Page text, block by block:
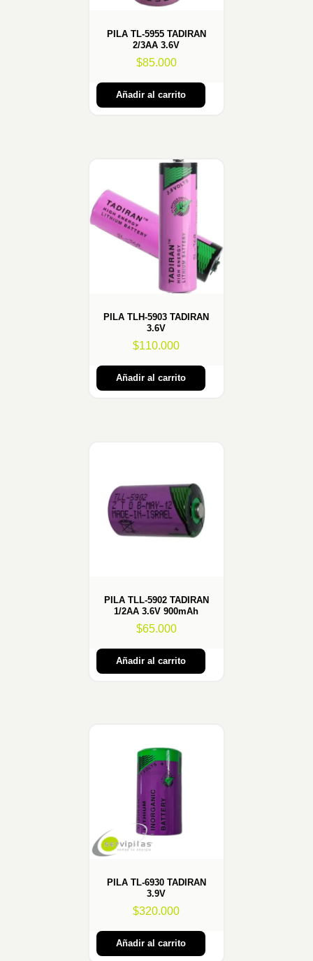
PILA TL-5955 TADIRAN
2/3AA 3.6V
$85.000
Añadir al carrito
PILA TLH-5903 TADIRAN
3.6V
$110.000
Añadir al carrito
PILA TLL-5902 TADIRAN
1/2AA 3.6V 900mAh
$65.000
Añadir al carrito
PILA TL-6930 TADIRAN
3.9V
$320.000
Añadir al carrito